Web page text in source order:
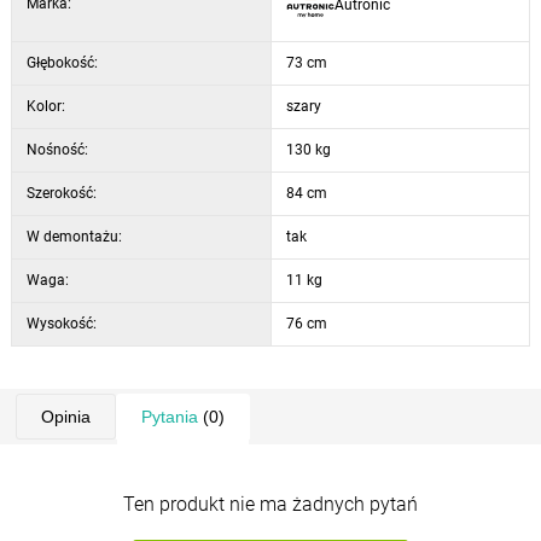
Marka: Autronic
Głębokość: 73 cm
Kolor: szary
Nośność: 130 kg
Szerokość: 84 cm
W demontażu: tak
Waga: 11 kg
Wysokość: 76 cm
Opinia Pytania (0)
Ten produkt nie ma żadnych pytań